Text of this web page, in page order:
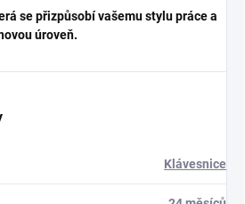
se přizpůsobí vašemu stylu práce a
úroveň.
Klávesnice